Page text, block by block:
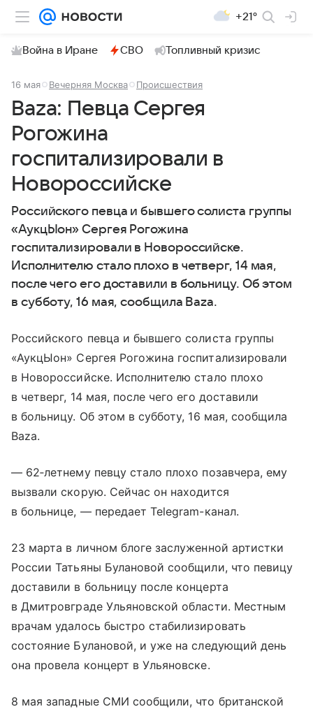
+21°
Война в Иране СВО Топливный кризис
16 мая Вечерняя Москва Происшествия
Baza: Певца Сергея
Рогожина
госпитализировали в
Новороссийске
Российского певца и бывшего солиста группы
«АукцЫон» Сергея Рогожина
госпитализировали в Новороссийске.
Исполнителю стало плохо в четверг, 14 мая,
после чего его доставили в больницу. Об этом
в субботу, 16 мая, сообщила Baza.
Российского певца и бывшего солиста группы
«АукцЫон» Сергея Рогожина госпитализировали
в Новороссийске. Исполнителю стало плохо
в четверг, 14 мая, после чего его доставили
в больницу. Об этом в субботу, 16 мая, сообщила
Baza.
— 62‑летнему певцу стало плохо позавчера, ему
вызвали скорую. Сейчас он находится
в больнице, — передает Telegram-канал.
23 марта в личном блоге заслуженной артистки
России Татьяны Булановой сообщили, что певицу
доставили в больницу после концерта
в Дмитровграде Ульяновской области. Местным
врачам удалось быстро стабилизировать
состояние Булановой, и уже на следующий день
она провела концерт в Ульяновске.
8 мая западные СМИ сообщили, что британской